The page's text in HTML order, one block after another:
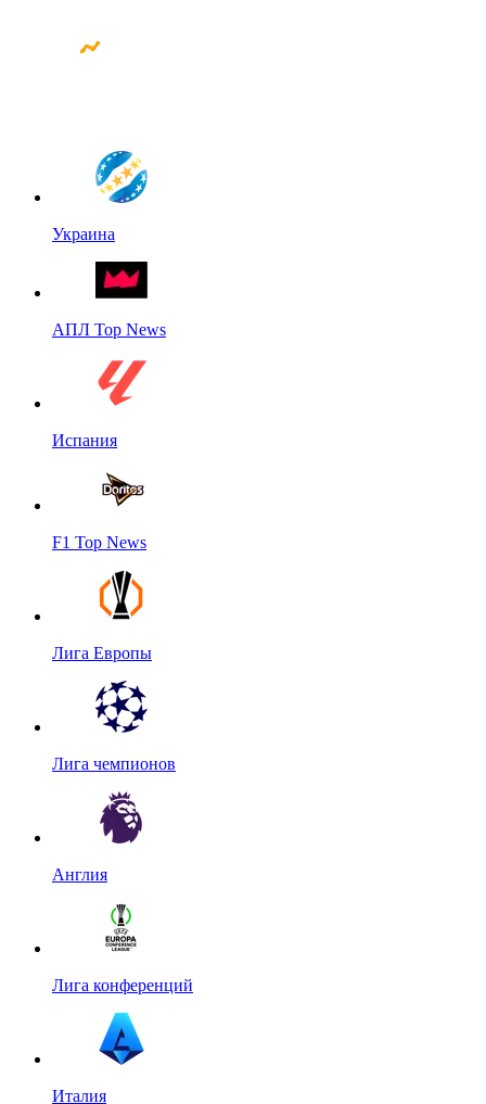
Украина
АПЛ Top News
Испания
F1 Top News
Лига Европы
Лига чемпионов
Англия
Лига конференций
Италия